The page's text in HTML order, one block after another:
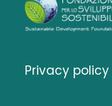
Privacy policy